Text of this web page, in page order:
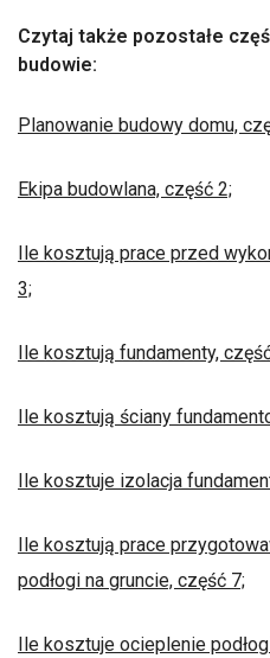
Czytaj także pozostałe
budowie:
Planowanie budowy domu,
Ekipa budowlana, część 2;
Ile kosztują prace przed
3;
Ile kosztują fundamenty,
Ile kosztują ściany
Ile kosztuje izolacja
Ile kosztują prace
podłogi na gruncie, część 7;
Ile kosztuje ocieplenie